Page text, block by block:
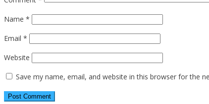
Name *
Email *
Website
Save my name, email, and website in this browser for the